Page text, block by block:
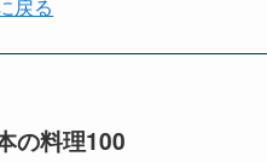
戻る
の料理100